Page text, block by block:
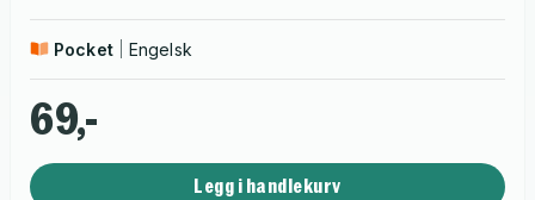
questions about their world!
This Workbook contains questions from the Topic Book
plus additional questions to reinforce and extend
learning.
Pocket Engelsk
69,-
Legg i handlekurv